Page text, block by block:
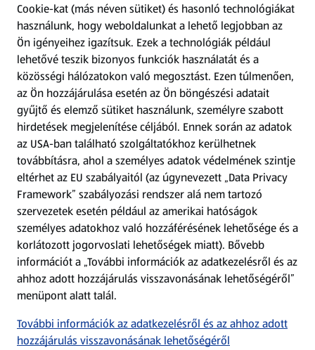
Kérdőív
Fizetési lehetőségek
ALDI utalványok
Árcsökkentés
Adattörlő alkalmazás
Szervizpont
(új oldalon nyílik meg)
Fedezz fel minket az interneten!
Töltsd le az ALDI Magyarország applikációt!
Cookie-kat (más néven sütiket) és hasonló technológiákat
használunk, hogy weboldalunkat a lehető legjobban az
Ön igényeihez igazítsuk. Ezek a technológiák például
lehetővé teszik bizonyos funkciók használatát és a
közösségi hálózatokon való megosztást. Ezen túlmenően,
az Ön hozzájárulása esetén az Ön böngészési adatait
gyűjtő és elemző sütiket használunk, személyre szabott
hirdetések megjelenítése céljából. Ennek során az adatok
az USA-ban található szolgáltatókhoz kerülhetnek
továbbításra, ahol a személyes adatok védelmének szintje
eltérhet az EU szabályaitól (az úgynevezett „Data Privacy
Framework” szabályozási rendszer alá nem tartozó
szervezetek esetén például az amerikai hatóságok
személyes adatokhoz való hozzáférésének lehetősége és a
korlátozott jogorvoslati lehetőségek miatt). Bővebb
információt a „További információk az adatkezelésről és az
ahhoz adott hozzájárulás visszavonásának lehetőségéről”
menüpont alatt talál.
További információk az adatkezelésről és az ahhoz adott
hozzájárulás visszavonásának lehetőségéről